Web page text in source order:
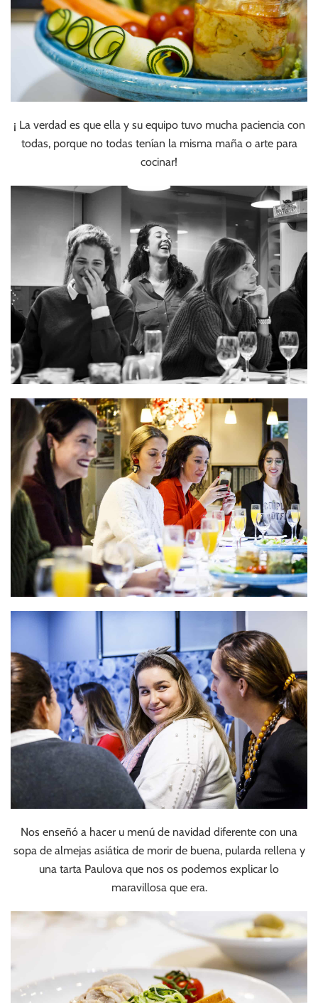
¡ La verdad es que ella y su equipo tuvo mucha paciencia con
todas, porque no todas tenían la misma maña o arte para
cocinar!
Nos enseñó a hacer u menú de navidad diferente con una
sopa de almejas asiática de morir de buena, pularda rellena y
una tarta Paulova que nos os podemos explicar lo
maravillosa que era.